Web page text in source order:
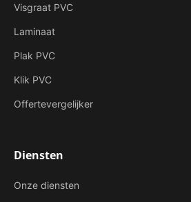
Visgraat PVC
Laminaat
Plak PVC
Klik PVC
Offertevergelijker
Diensten
Onze diensten